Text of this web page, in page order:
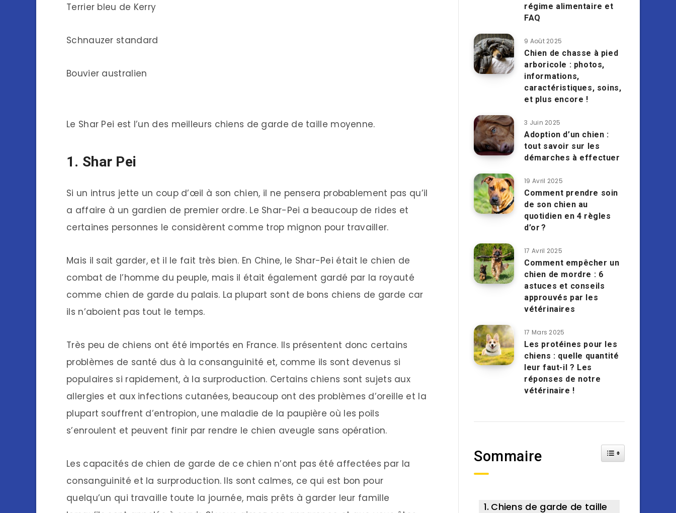
Terrier bleu de Kerry
Schnauzer standard
Bouvier australien
Le Shar Pei est l’un des meilleurs chiens de garde de taille moyenne.
1. Shar Pei
Si un intrus jette un coup d’œil à son chien, il ne pensera probablement pas qu’il
a affaire à un gardien de premier ordre. Le Shar-Pei a beaucoup de rides et
certaines personnes le considèrent comme trop mignon pour travailler.
Mais il sait garder, et il le fait très bien. En Chine, le Shar-Pei était le chien de
combat de l’homme du peuple, mais il était également gardé par la royauté
comme chien de garde du palais. La plupart sont de bons chiens de garde car
ils n’aboient pas tout le temps.
Très peu de chiens ont été importés en France. Ils présentent donc certains
problèmes de santé dus à la consanguinité et, comme ils sont devenus si
populaires si rapidement, à la surproduction. Certains chiens sont sujets aux
allergies et aux infections cutanées, beaucoup ont des problèmes d’oreille et la
plupart souffrent d’entropion, une maladie de la paupière où les poils
s’enroulent et peuvent finir par rendre le chien aveugle sans opération.
Les capacités de chien de garde de ce chien n’ont pas été affectées par la
consanguinité et la surproduction. Ils sont calmes, ce qui est bon pour
quelqu’un qui travaille toute la journée, mais prêts à garder leur famille
régime alimentaire et
FAQ
9 Août 2025
Chien de chasse à pied
arboricole : photos,
informations,
caractéristiques, soins,
et plus encore !
3 Juin 2025
Adoption d’un chien :
tout savoir sur les
démarches à effectuer
19 Avril 2025
Comment prendre soin
de son chien au
quotidien en 4 règles
d’or ?
17 Avril 2025
Comment empêcher un
chien de mordre : 6
astuces et conseils
approuvés par les
vétérinaires
17 Mars 2025
Les protéines pour les
chiens : quelle quantité
leur faut-il ? Les
réponses de notre
vétérinaire !
Sommaire Toggle Table of
Chiens de garde de taille